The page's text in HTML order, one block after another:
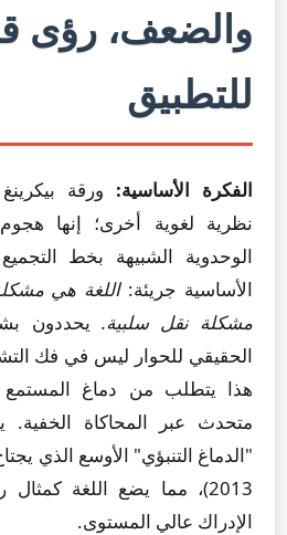
والضعف، رؤى
للتطبيق
الفكرة الأساسية: ورقة
نظرية لغوية أخرى؛ إنها
الوحدوية الشبيهة بخط
الأساسية جريئة:اللغة هي
مشكلة نقل سلبية. يحددون
الحقيقي للحوار ليس في فك
هذا يتطلب من دماغ
متحدث عبر المحاكاة الخفية.
"الدماغ التنبؤي" الأوسع الذي
2013)، مما يضع اللغة
الإدراك عالي المستوى.